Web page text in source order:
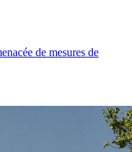
de mesures de